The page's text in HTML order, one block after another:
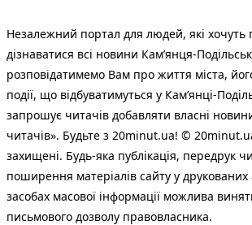
Незалежний портал для людей, які
дізнаватися всі новини Кам’янця-
розповідатимемо Вам про життя міста,
події, що відбуватимуться у Кам’янці-
запрошує читачів добавляти власні
читачів». Будьте з 20minut.ua! ©
захищені. Будь-яка публiкацiя, передрук
поширення матеріалів сайту у
засобах масової інформації можлива
письмового дозволу правовласника.